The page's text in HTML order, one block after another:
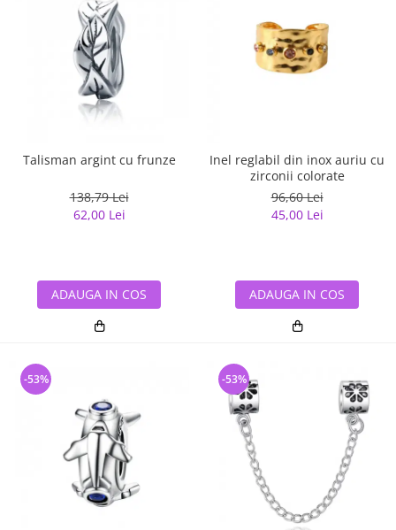
Talisman argint cu frunze
138,79 Lei
62,00 Lei
ADAUGA IN COS
Inel reglabil din inox auriu cu
zirconii colorate
96,60 Lei
45,00 Lei
ADAUGA IN COS
-53% -53%